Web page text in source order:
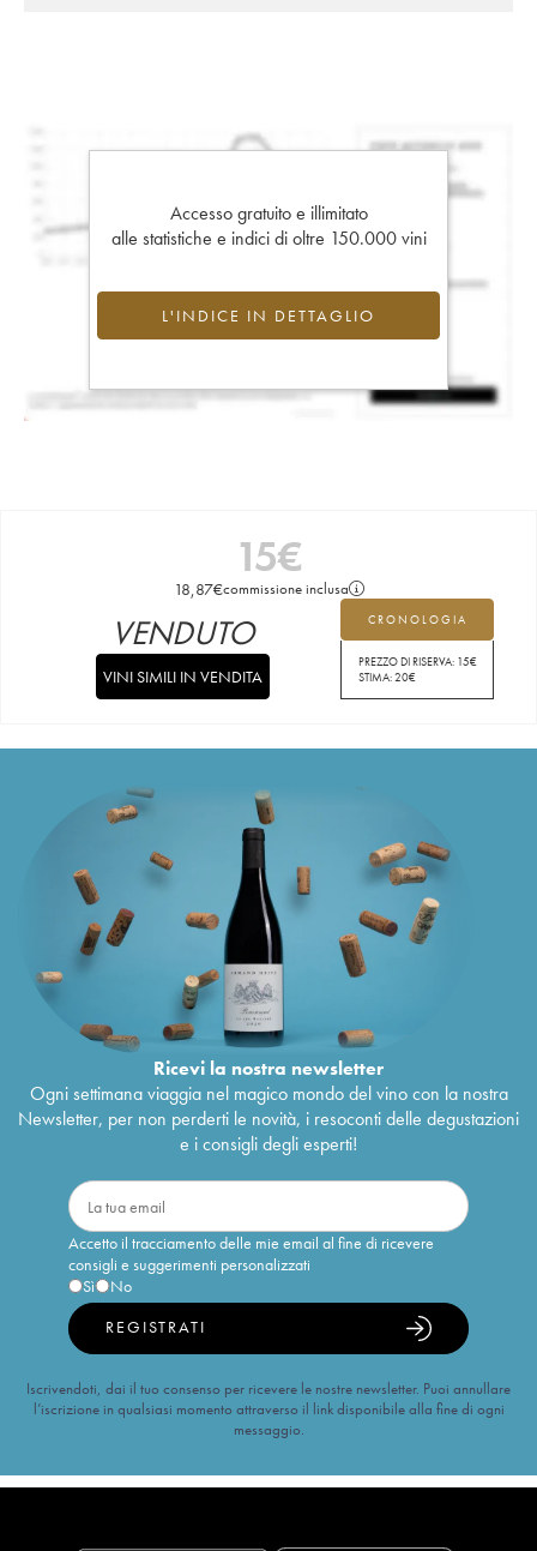
Accesso gratuito e illimitato
alle statistiche e indici di oltre 150.000 vini
L'INDICE IN DETTAGLIO
15€
18,87€commissione inclusa
CRONOLOGIA
PREZZO DI RISERVA: 15€
STIMA:20€
VENDUTO
VINI SIMILI IN VENDITA
Ricevi la nostra newsletter
Ogni settimana viaggia nel magico mondo del vino con la nostra
Newsletter, per non perderti le novità, i resoconti delle degustazioni
e i consigli degli esperti!
Accetto il tracciamento delle mie email al fine di ricevere
consigli e suggerimenti personalizzati
Sì
No
REGISTRATI
Iscrivendoti, dai il tuo consenso per ricevere le nostre newsletter. Puoi annullare
l’iscrizione in qualsiasi momento attraverso il link disponibile alla fine di ogni
messaggio.